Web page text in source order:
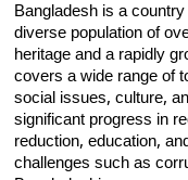
Bangladesh is a
diverse population of
heritage and a rapidly
covers a wide range of
social issues, culture,
significant progress in
reduction, education,
challenges such as